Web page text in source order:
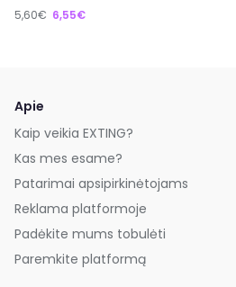
5,60€ 6,55€
Apie
Kaip veikia EXTING?
Kas mes esame?
Patarimai apsipirkinėtojams
Reklama platformoje
Padėkite mums tobulėti
Paremkite platformą